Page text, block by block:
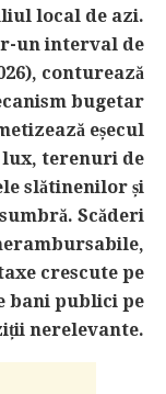
local de azi.
un interval de
conturează
bugetar
eșecul
lux, terenuri de
slătinenilor și
Scăderi
crescute pe
bani publici pe
nerelevante.